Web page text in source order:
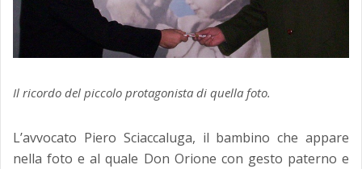
Il ricordo del piccolo protagonista di quella foto.
L’avvocato Piero Sciaccaluga, il bambino che appare
nella foto e al quale Don Orione con gesto paterno e